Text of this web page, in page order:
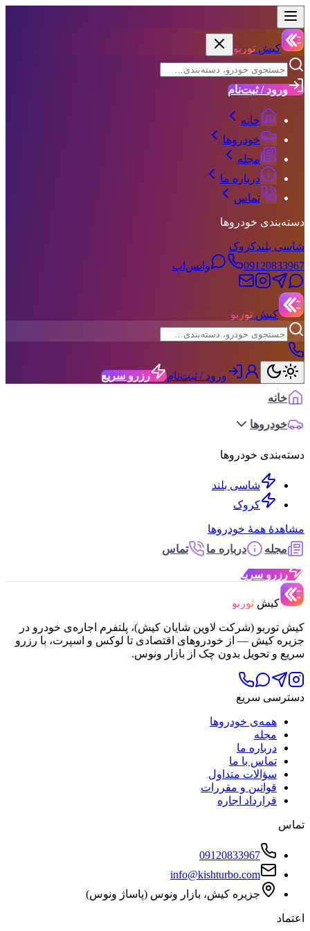
کیش توربو
ورود / ثبت‌نام
خانه
خودروها
مجله
درباره ما
تماس
دسته‌بندی خودروها
شاسی بلندکروک
09120833967
واتس‌اپ
کیش توربو
ورود / ثبت‌نام
رزرو سریع
خانه
خودروها
دسته‌بندی خودروها
شاسی بلند
کروک
مشاهدهٔ همهٔ خودروها
مجله
درباره ما تماس
رزرو سریع
کیش توربو
کیش توربو (شرکت لاوین شایان کیش)، پلتفرم اجاره‌ی خودرو در
جزیره کیش — از خودروهای اقتصادی تا لوکس و اسپرت، با رزرو
سریع و تحویل بدون چک از بازار ونوس.
دسترسی سریع
همه‌ی خودروها
مجله
درباره ما
تماس با ما
سؤالات متداول
قوانین و مقررات
قرارداد اجاره
تماس
09120833967
info@kishturbo.com
جزیره کیش، بازار ونوس (پاساژ ونوس)
اعتماد